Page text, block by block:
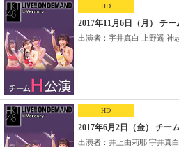
HD
2017年11月6日（月） チ
出演者：宇井真白 上野遥 神
HD
2017年6月2日（金） チー
出演者：井上由莉耶 宇井真白